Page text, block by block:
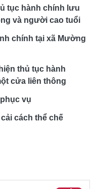
tục hành chính lưu
và người cao tuổi
chính tại xã Mường
thủ tục hành
cửa liên thông
vụ
cách thể chế